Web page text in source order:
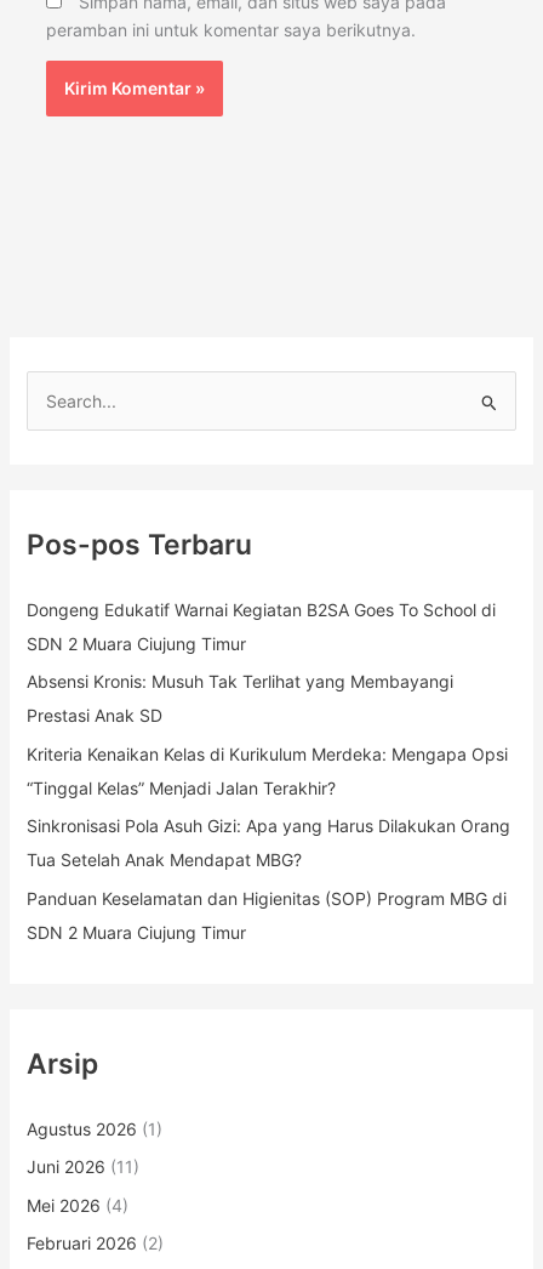
peramban ini untuk komentar saya berikutnya.
u
t
u
k
:
Pos-pos Terbaru
Dongeng Edukatif Warnai Kegiatan B2SA Goes To School di
SDN 2 Muara Ciujung Timur
Absensi Kronis: Musuh Tak Terlihat yang Membayangi
Prestasi Anak SD
Kriteria Kenaikan Kelas di Kurikulum Merdeka: Mengapa Opsi
“Tinggal Kelas” Menjadi Jalan Terakhir?
Sinkronisasi Pola Asuh Gizi: Apa yang Harus Dilakukan Orang
Tua Setelah Anak Mendapat MBG?
Panduan Keselamatan dan Higienitas (SOP) Program MBG di
SDN 2 Muara Ciujung Timur
Arsip
Agustus 2026 (1)
Juni 2026 (11)
Mei 2026 (4)
Februari 2026 (2)